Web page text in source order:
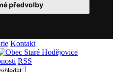
předvolby
Kontakt
RSS